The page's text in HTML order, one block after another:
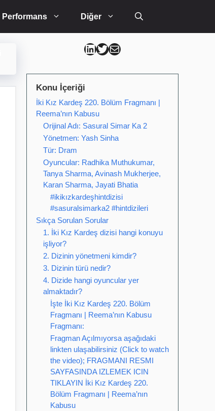
Performans Diğer
Can Kütahya Linkedin
Can Kütahya Twitter
Can Kütahya Mail
Konu İçeriği
İki Kız Kardeş 220. Bölüm Fragmanı |
Reema’nın Kabusu
Orijinal Adı: Sasural Simar Ka 2
Yönetmen: Yash Sinha
Tür: Dram
Oyuncular: Radhika Muthukumar,
Tanya Sharma, Avinash Mukherjee,
Karan Sharma, Jayati Bhatia
#ikikızkardeşhintdizisi
#sasuralsimarka2 #hintdizileri
Sıkça Sorulan Sorular
1. İki Kız Kardeş dizisi hangi konuyu
işliyor?
2. Dizinin yönetmeni kimdir?
3. Dizinin türü nedir?
4. Dizide hangi oyuncular yer
almaktadır?
İşte İki Kız Kardeş 220. Bölüm
Fragmanı | Reema’nın Kabusu
Fragmanı:
Fragman Açılmıyorsa aşağıdaki
linkten ulaşabilirsiniz (Click to watch
the video); FRAGMANI RESMI
SAYFASINDA IZLEMEK ICIN
TIKLAYIN İki Kız Kardeş 220.
Bölüm Fragmanı | Reema’nın
Kabusu